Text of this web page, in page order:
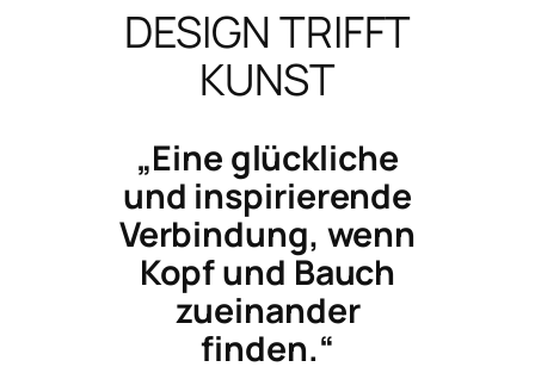
DESIGN TRIFFT
KUNST
„Eine glückliche
und inspirierende
Verbindung, wenn
Kopf und Bauch
zueinander
finden.“